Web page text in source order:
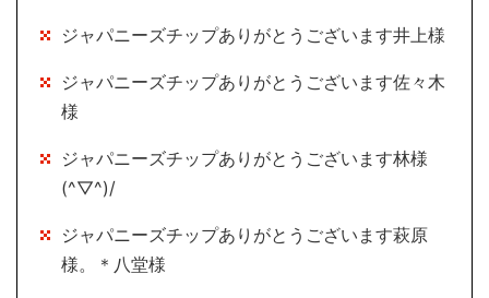
ジャパニーズチップありがとうございます井上様
ジャパニーズチップありがとうございます佐々木
様
ジャパニーズチップありがとうございます林様
(^▽^)/
ジャパニーズチップありがとうございます萩原
様。＊八堂様